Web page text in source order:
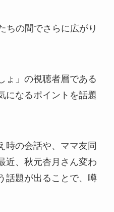
ちの間でさらに広がり
ょ」の視聴者層である
になるポイントを話題
時の会話や、ママ友同
近、秋元杏月さん変わ
話題が出ることで、噂